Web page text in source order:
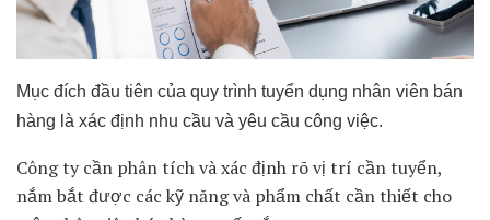
Mục đích đầu tiên của quy trình tuyển dụng nhân viên bán
hàng là xác định nhu cầu và yêu cầu công việc.
Công ty cần phân tích và xác định rõ vị trí cần tuyển,
nắm bắt được các kỹ năng và phẩm chất cần thiết cho